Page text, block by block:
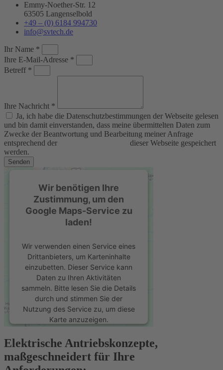
Akzeptieren
powered byUsercentrics Consent
Management Platform
Emmy-Noether-Str. 12
63505 Langenselbold
+49 – (0) 6184 994730
info@svtech.de
Ihr Name *
Ihre E-Mail-Adresse *
Betreff *
Ihre Nachricht *
Ja, ich habe die Datenschutzbestimmungen der Webseite gelesen
und bin damit einverstanden, dass meine übermittelten Daten zum
Zwecke der Beantwortung und Bearbeitung meiner Anfrage
entsprechend der
dieser Webseite gespeichert
werden.
Senden
Wir benötigen Ihre
Zustimmung, um den
Google Maps-Service zu
laden!
Wir verwenden einen Service eines
Drittanbieters, um Karteninhalte
einzubetten. Dieser Service kann
Daten zu Ihren Aktivitäten
sammeln. Bitte lesen Sie die Details
durch und stimmen Sie der
Nutzung des Service zu, um diese
Karte anzuzeigen.
Mehr Informationen
Elektrische Antriebskonzepte,
maßgeschneidert für Ihre